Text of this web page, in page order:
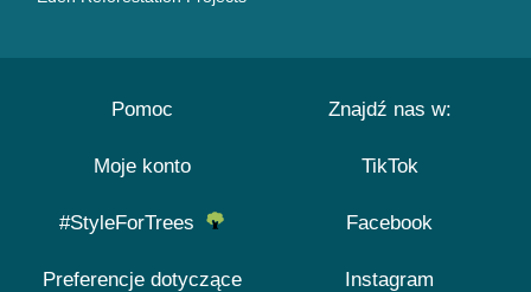
Pomoc
Moje konto
#StyleForTrees
Preferencje dotyczące
Znajdź nas w:
TikTok
Facebook
Instagram